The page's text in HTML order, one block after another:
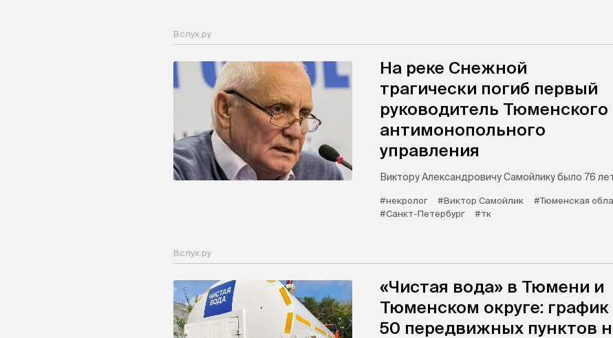
Вслух.ру
На реке Снежной
трагически погиб первый
руководитель Тюменского
антимонопольного
управления
Виктору Александровичу Самойлику было 76
#некролог #Виктор Самойлик
#Тюменская
#Санкт-Петербург
#тк
Вслух.ру
«Чистая вода» в Тюмени и
Тюменском округе: график
50 передвижных пунктов